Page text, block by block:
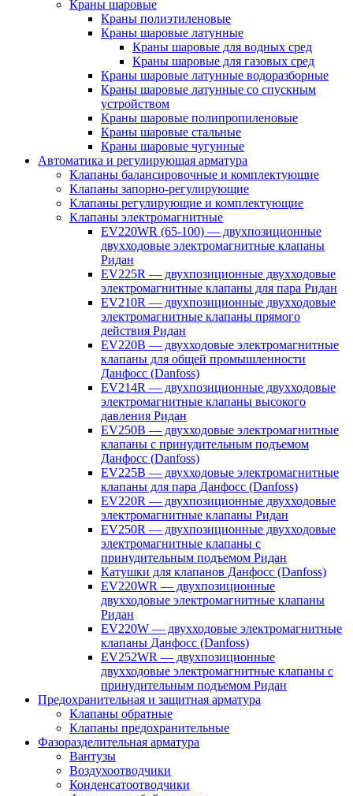
Краны шаровые
Краны полиэтиленовые
Краны шаровые латунные
Краны шаровые для водных сред
Краны шаровые для газовых сред
Краны шаровые латунные водоразборные
Краны шаровые латунные со спускным
устройством
Краны шаровые полипропиленовые
Краны шаровые стальные
Краны шаровые чугунные
Автоматика и регулирующая арматура
Клапаны балансировочные и комплектующие
Клапаны запорно-регулирующие
Клапаны регулирующие и комплектующие
Клапаны электромагнитные
EV220WR (65-100) — двухпозиционные
двухходовые электромагнитные клапаны
Ридан
EV225R — двухпозиционные двухходовые
электромагнитные клапаны для пара Ридан
EV210R — двухпозиционные двухходовые
электромагнитные клапаны прямого
действия Ридан
EV220B — двухходовые электромагнитные
клапаны для общей промышленности
Данфосс (Danfoss)
EV214R — двухпозиционные двухходовые
электромагнитные клапаны высокого
давления Ридан
EV250B — двухходовые электромагнитные
клапаны с принудительным подъемом
Данфосс (Danfoss)
EV225B — двухходовые электромагнитные
клапаны для пара Данфосс (Danfoss)
EV220R — двухпозиционные двухходовые
электромагнитные клапаны Ридан
EV250R — двухпозиционные двухходовые
электромагнитные клапаны с
принудительным подъемом Ридан
Катушки для клапанов Данфосс (Danfoss)
EV220WR — двухпозиционные
двухходовые электромагнитные клапаны
Ридан
EV220W — двухходовые электромагнитные
клапаны Данфосс (Danfoss)
EV252WR — двухпозиционные
двухходовые электромагнитные клапаны с
принудительным подъемом Ридан
Предохранительная и защитная арматура
Клапаны обратные
Клапаны предохранительные
Фазоразделительная арматура
Вантузы
Воздухоотводчики
Конденсатоотводчики